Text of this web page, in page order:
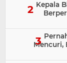
Kepala
Mencuri,